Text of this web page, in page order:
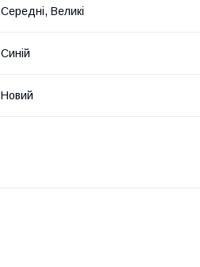
Середні, Великі
Синій
Новий